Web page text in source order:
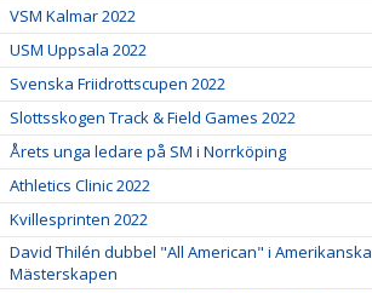
VSM Kalmar 2022
USM Uppsala 2022
Svenska Friidrottscupen 2022
Slottsskogen Track & Field Games 2022
Årets unga ledare på SM i Norrköping
Athletics Clinic 2022
Kvillesprinten 2022
David Thilén dubbel "All American" i Amerikanska
Mästerskapen